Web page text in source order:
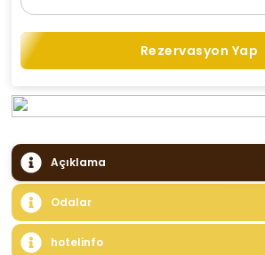
Rezervasyon Yap
Açıklama
Odalar
hotelinfo